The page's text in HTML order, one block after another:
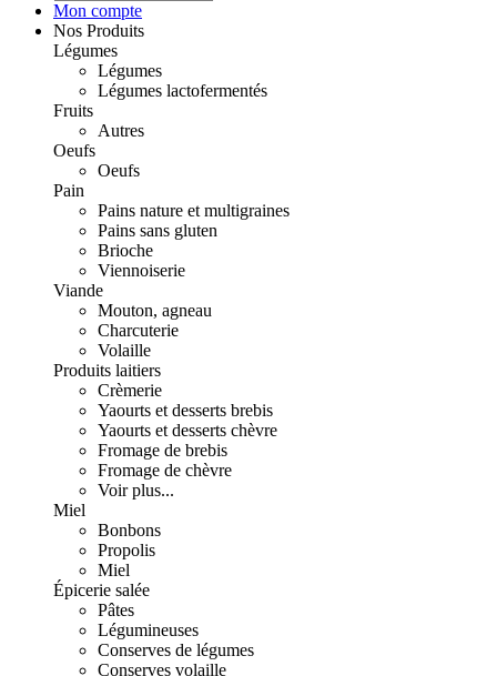
Mon compte
Nos Produits
Légumes
Légumes
Légumes lactofermentés
Fruits
Autres
Oeufs
Oeufs
Pain
Pains nature et multigraines
Pains sans gluten
Brioche
Viennoiserie
Viande
Mouton, agneau
Charcuterie
Volaille
Produits laitiers
Crèmerie
Yaourts et desserts brebis
Yaourts et desserts chèvre
Fromage de brebis
Fromage de chèvre
Voir plus...
Miel
Bonbons
Propolis
Miel
Épicerie salée
Pâtes
Légumineuses
Conserves de légumes
Conserves volaille